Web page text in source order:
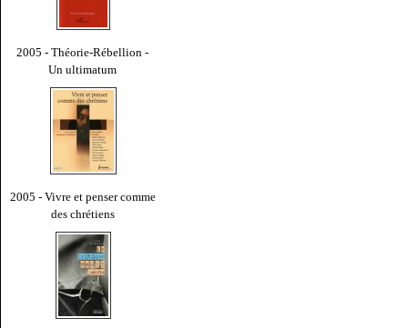
2005 - Théorie-Rébellion -
Un ultimatum
2005 - Vivre et penser comme
des chrétiens